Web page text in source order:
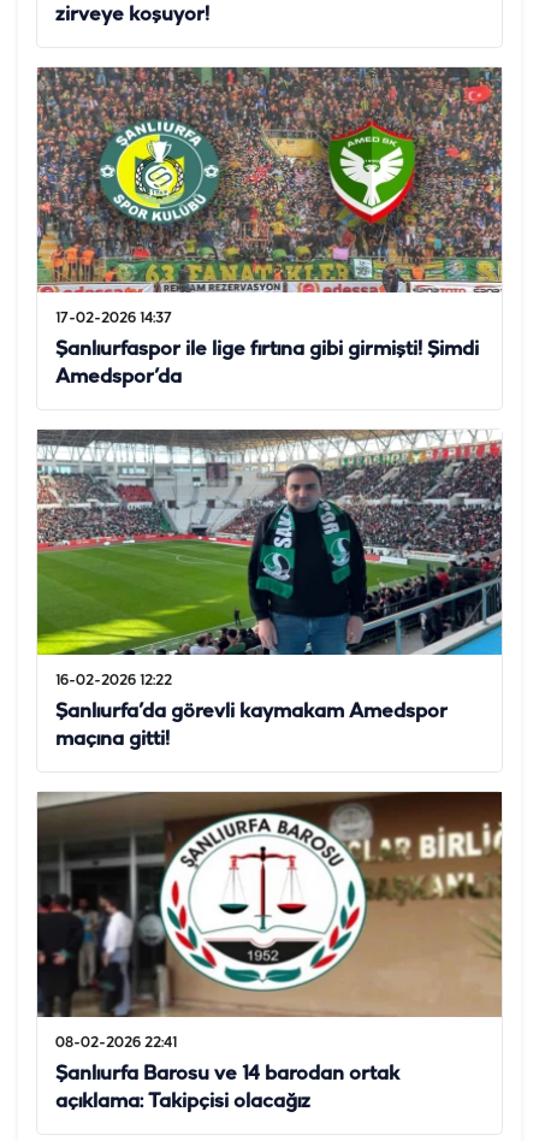
zirveye koşuyor!
17-02-2026 14:37
Şanlıurfaspor ile lige fırtına gibi girmişti! Şimdi
Amedspor’da
16-02-2026 12:22
Şanlıurfa’da görevli kaymakam Amedspor
maçına gitti!
08-02-2026 22:41
Şanlıurfa Barosu ve 14 barodan ortak
açıklama: Takipçisi olacağız